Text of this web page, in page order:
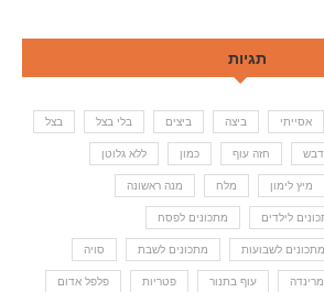
תגיות
אסייתי ביצה ביצים בלי בצל בצל
דבש חזה עוף כמון ללא גלוטן
מיץ לימון מלח מנה ראשונה
לילדים מתכונים לפסח
מתכונים לשבועות מתכונים לשבת סויה
עוף בתנור פטריות פלפל אדום